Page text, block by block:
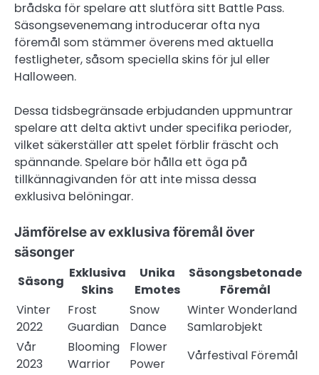
brådska för spelare att slutföra sitt Battle Pass.
Säsongsevenemang introducerar ofta nya
föremål som stämmer överens med aktuella
festligheter, såsom speciella skins för jul eller
Halloween.
Dessa tidsbegränsade erbjudanden uppmuntrar
spelare att delta aktivt under specifika perioder,
vilket säkerställer att spelet förblir fräscht och
spännande. Spelare bör hålla ett öga på
tillkännagivanden för att inte missa dessa
exklusiva belöningar.
Jämförelse av exklusiva föremål över
säsonger
Säsong
Exklusiva
Skins
Unika
Emotes
Säsongsbetonade
Föremål
Vinter
2022
Frost
Guardian
Snow
Dance
Winter Wonderland
Samlarobjekt
Vår
2023
Blooming
Warrior
Flower
Power
Vårfestival Föremål